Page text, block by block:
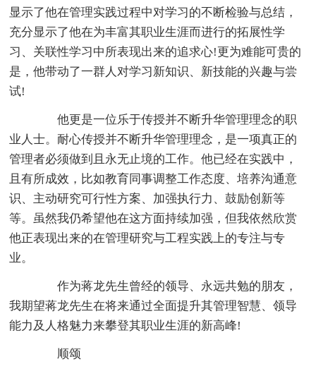
显示了他在管理实践过程中对学习的不断检验与总结，
充分显示了他在为丰富其职业生涯而进行的拓展性学
习、关联性学习中所表现出来的追求心!更为难能可贵的
是，他带动了一群人对学习新知识、新技能的兴趣与尝
试!
他更是一位乐于传授并不断升华管理理念的职
业人士。耐心传授并不断升华管理理念，是一项真正的
管理者必须做到且永无止境的工作。他已经在实践中，
且有所成效，比如教育同事调整工作态度、培养沟通意
识、主动研究可行性方案、加强执行力、鼓励创新等
等。虽然我仍希望他在这方面持续加强，但我依然欣赏
他正表现出来的在管理研究与工程实践上的专注与专
业。
作为蒋龙先生曾经的领导、永远共勉的朋友，
我期望蒋龙先生在将来通过全面提升其管理智慧、领导
能力及人格魅力来攀登其职业生涯的新高峰!
顺颂